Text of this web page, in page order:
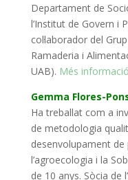
Departament de
l’Institut de Govern i
col·laborador del
Ramaderia i
UAB). Més informació
Gemma Flores-
Ha treballat com a
de metodologia
desenvolupament de
l’agroecologia i la
de 10 anys. Sòcia de